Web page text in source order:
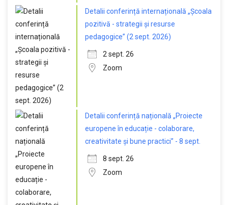
Detalii conferință internațională „Școala
pozitivă - strategii și resurse
pedagogice” (2 sept. 2026)
2 sept. 26
Zoom
Detalii conferință națională „Proiecte
europene în educație - colaborare,
creativitate și bune practici” - 8 sept.
8 sept. 26
Zoom